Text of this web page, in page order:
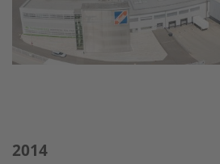
2014